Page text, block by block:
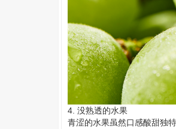
4. 没熟透的水果
青涩的水果虽然口感酸甜独